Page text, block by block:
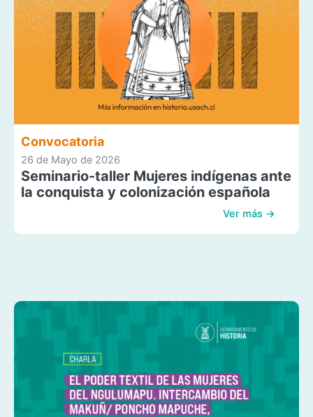
Convocatoria
26 de Mayo de 2026
Seminario-taller Mujeres indígenas ante
la conquista y colonización española
Ver más →